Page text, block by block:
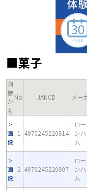
■菓子
画
像
か
も
No. JANCD メー
画
像
1 4970245220814
ロ
ンハ
ム
画
像
2 4970245220807
ロ
ンハ
ム